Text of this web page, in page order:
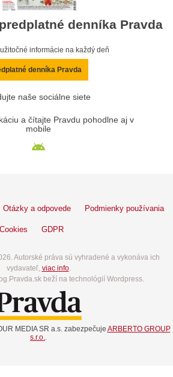
denníka Pravda
informácie na každý deň
denníka Pravda
naše sociálne siete
a čítajte Pravdu pohodlne aj v
mobile
Otázky a odpovede Podmienky používania
Cookies GDPR
Autorské práva sú vyhradené a vykonáva ich
vydavateľ, viac info.
beží na technológií Wordpress.
MEDIA SR a.s. zabezpečuje ARBERTO GROUP
s.r.o..